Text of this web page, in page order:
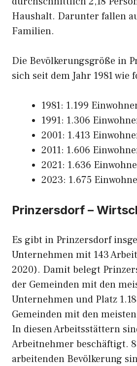
Haushalt. Darunter fallen
Familien.
Die Bevölkerungsgröße in
sich seit dem Jahr 1981 wie
1981: 1.199
1991: 1.306
2001: 1.413
2011: 1.606
2021: 1.636
2023: 1.675
Prinzersdorf –
Es gibt in Prinzersdorf
Unternehmen mit 143
2020). Damit belegt
der Gemeinden mit den
Unternehmen und Platz
Gemeinden mit den
In diesen Arbeitsstättern
Arbeitnehmer beschäftigt.
arbeitenden Bevölkerung